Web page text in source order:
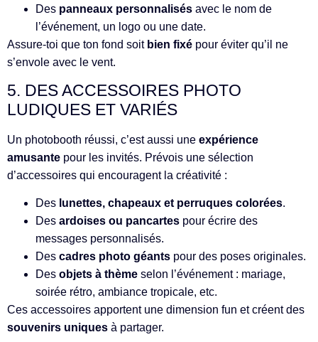
Des panneaux personnalisés avec le nom de
l’événement, un logo ou une date.
Assure-toi que ton fond soit bien fixé pour éviter qu’il ne
s’envole avec le vent.
5. DES ACCESSOIRES PHOTO
LUDIQUES ET VARIÉS
Un photobooth réussi, c’est aussi une expérience
amusante pour les invités. Prévois une sélection
d’accessoires qui encouragent la créativité :
Des lunettes, chapeaux et perruques colorées.
Des ardoises ou pancartes pour écrire des
messages personnalisés.
Des cadres photo géants pour des poses originales.
Des objets à thème selon l’événement : mariage,
soirée rétro, ambiance tropicale, etc.
Ces accessoires apportent une dimension fun et créent des
souvenirs uniques à partager.